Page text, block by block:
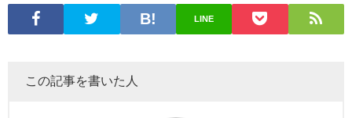
LINE
この記事を書いた人